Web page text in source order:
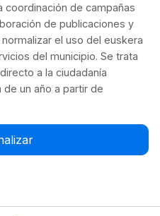
coordinación de campañas
de publicaciones y
el uso del euskera
del municipio. Se trata
a la ciudadanía
un año a partir de